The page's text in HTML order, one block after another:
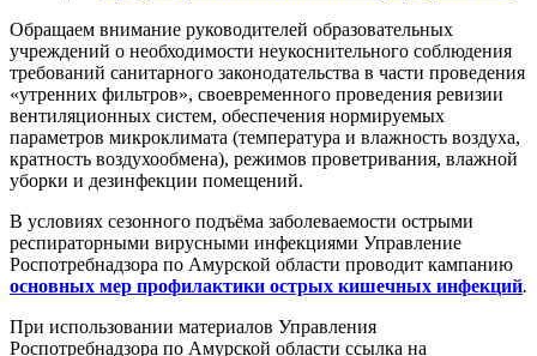
Обращаем внимание руководителей образовательных
учреждений о необходимости неукоснительного соблюдения
требований санитарного законодательства в части проведения
«утренних фильтров», своевременного проведения ревизии
вентиляционных систем, обеспечения нормируемых
параметров микроклимата (температура и влажность воздуха,
кратность воздухообмена), режимов проветривания, влажной
уборки и дезинфекции помещений.
В условиях сезонного подъёма заболеваемости острыми
респираторными вирусными инфекциями Управление
Роспотребнадзора по Амурской области проводит кампанию
основных мер профилактики острых кишечных инфекций.
При использовании материалов Управления
Роспотребнадзора по Амурской области ссылка на